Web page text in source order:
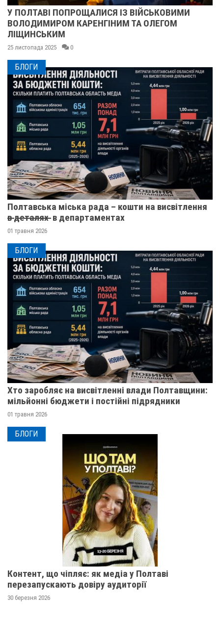
У ПОЛТАВІ ПОПРОЩАЛИСЯ ІЗ ВІЙСЬКОВИМИ
ВОЛОДИМИРОМ КАРЕНГІНИМ ТА ОЛЕГОМ
ЛІЩИНСЬКИМ
25 листопада 2025 0
БЛОГИ
Полтавська міська рада – кошти на висвітлення
в̶ ̶д̶е̶т̶а̶л̶я̶х̶ ̶ в департаментах
01 травня 2026
БЛОГИ
Хто заробляє на висвітленні влади Полтавщини:
мільйонні бюджети і постійні підрядники
01 травня 2026
БЛОГИ
Контент, що чіпляє: як медіа у Полтаві
перезапускають довіру аудиторії
30 березня 2026